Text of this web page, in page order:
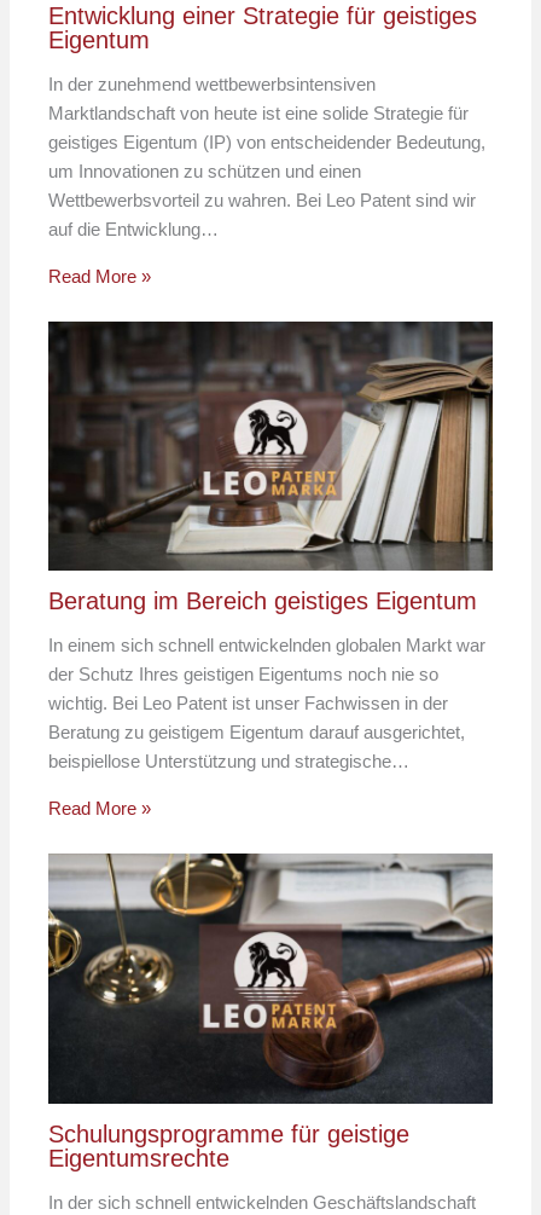
Entwicklung einer Strategie für geistiges
Eigentum
In der zunehmend wettbewerbsintensiven
Marktlandschaft von heute ist eine solide Strategie für
geistiges Eigentum (IP) von entscheidender Bedeutung,
um Innovationen zu schützen und einen
Wettbewerbsvorteil zu wahren. Bei Leo Patent sind wir
auf die Entwicklung…
Read More »
Beratung im Bereich geistiges Eigentum
In einem sich schnell entwickelnden globalen Markt war
der Schutz Ihres geistigen Eigentums noch nie so
wichtig. Bei Leo Patent ist unser Fachwissen in der
Beratung zu geistigem Eigentum darauf ausgerichtet,
beispiellose Unterstützung und strategische…
Read More »
Schulungsprogramme für geistige
Eigentumsrechte
In der sich schnell entwickelnden Geschäftslandschaft